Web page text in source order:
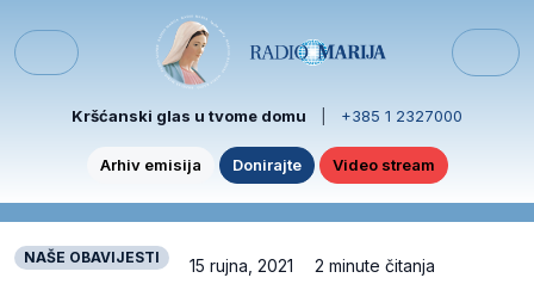
Menu
Kršćanski glas u tvome domu +385 1 2327000
Arhiv emisija Donirajte Video stream
NAŠE OBAVIJESTI 15 rujna, 2021 2 minute čitanja